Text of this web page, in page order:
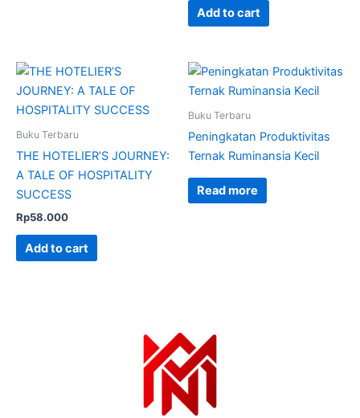
Add to cart
Buku Terbaru
THE HOTELIER’S JOURNEY:
A TALE OF HOSPITALITY
SUCCESS
Rp58.000
Add to cart
Buku Terbaru
Peningkatan Produktivitas
Ternak Ruminansia Kecil
Read more